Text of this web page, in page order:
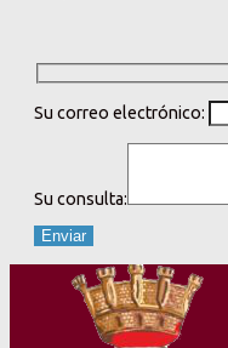
Su correo electrónico:
Su consulta: